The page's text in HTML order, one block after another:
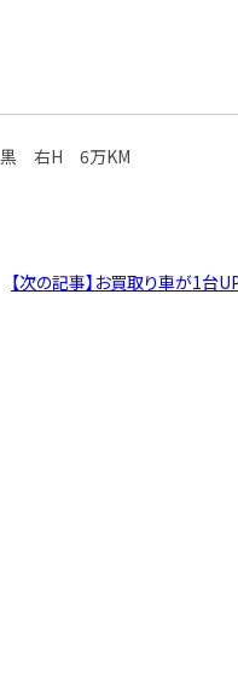
黒 右H 6万KM
【次の記事】お買取り車が1台